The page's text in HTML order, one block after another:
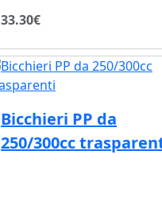
33.30€
Bicchieri PP da
250/300cc